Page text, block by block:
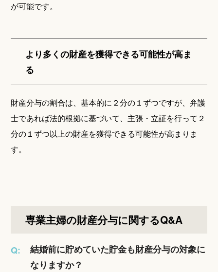
が可能です。
より多くの財産を獲得できる可能性が高ま
る
財産分与の割合は、基本的に２分の１ずつですが、弁護
士であれば法的根拠に基づいて、主張・立証を行って２
分の１ずつ以上の財産を獲得できる可能性が高まりま
す。
専業主婦の財産分与に関するQ&A
Q:
結婚前に貯めていた貯金も財産分与の対象に
なりますか？